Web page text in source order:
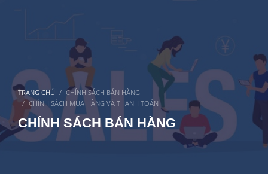
TRANG CHỦ
CHÍNH SÁCH BÁN HÀNG
CHÍNH SÁCH MUA HÀNG VÀ THANH TOÁN
CHÍNH SÁCH BÁN HÀNG